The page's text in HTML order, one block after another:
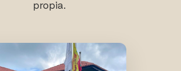
propia.